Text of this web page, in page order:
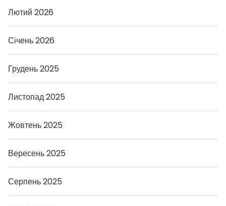
т
р
T
o
Лютий 2026
Січень 2026
Грудень 2025
Листопад 2025
Жовтень 2025
Вересень 2025
Серпень 2025